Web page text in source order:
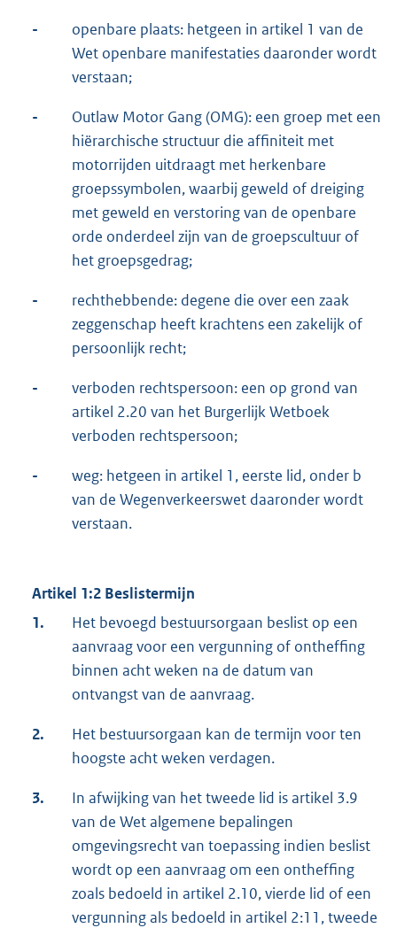
-
openbare plaats: hetgeen in artikel 1 van de
Wet openbare manifestaties daaronder wordt
verstaan;
-
Outlaw Motor Gang (OMG): een groep met een
hiërarchische structuur die affiniteit met
motorrijden uitdraagt met herkenbare
groepssymbolen, waarbij geweld of dreiging
met geweld en verstoring van de openbare
orde onderdeel zijn van de groepscultuur of
het groepsgedrag;
-
rechthebbende: degene die over een zaak
zeggenschap heeft krachtens een zakelijk of
persoonlijk recht;
-
verboden rechtspersoon: een op grond van
artikel 2.20 van het Burgerlijk Wetboek
verboden rechtspersoon;
-
weg: hetgeen in artikel 1, eerste lid, onder b
van de Wegenverkeerswet daaronder wordt
verstaan.
Artikel 1:2 Beslistermijn
1.
Het bevoegd bestuursorgaan beslist op een
aanvraag voor een vergunning of ontheffing
binnen acht weken na de datum van
ontvangst van de aanvraag.
2.
Het bestuursorgaan kan de termijn voor ten
hoogste acht weken verdagen.
3.
In afwijking van het tweede lid is artikel 3.9
van de Wet algemene bepalingen
omgevingsrecht van toepassing indien beslist
wordt op een aanvraag om een ontheffing
zoals bedoeld in artikel 2.10, vierde lid of een
vergunning als bedoeld in artikel 2:11, tweede